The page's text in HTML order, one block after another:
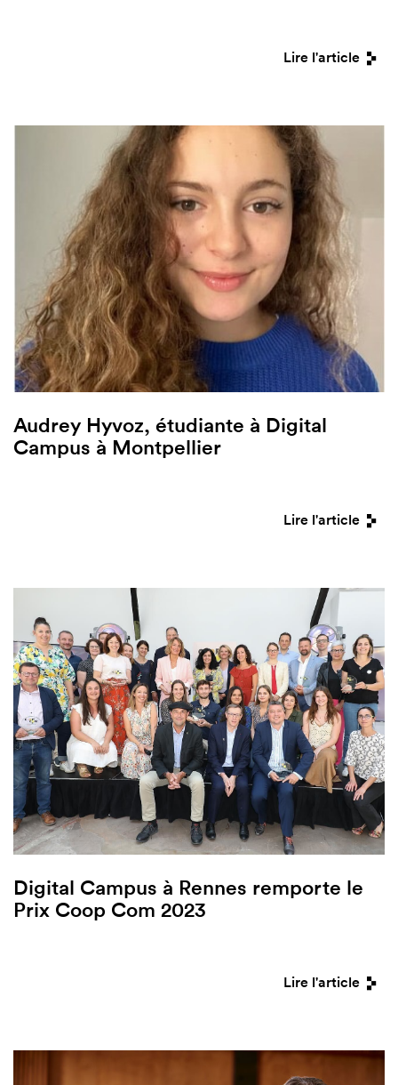
Lire l'article
Audrey Hyvoz, étudiante à Digital
Campus à Montpellier
Lire l'article
Digital Campus à Rennes remporte le
Prix Coop Com 2023
Lire l'article